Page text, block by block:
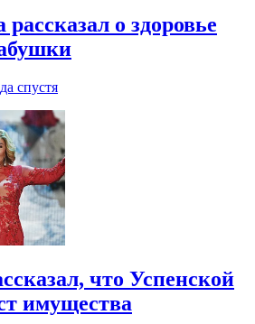
о здоровье
спустя
что Успенской
имущества